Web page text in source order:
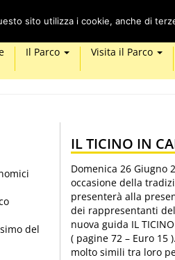
Il Parco Visita il Parco
del
IL TICINO IN
Domenica 26 Giugno
occasione della
presenterà alla
dei rappresentanti
nuova guida IL
( pagine 72 – Euro
molto simili tra loro
sito utilizza i cookie, anche di